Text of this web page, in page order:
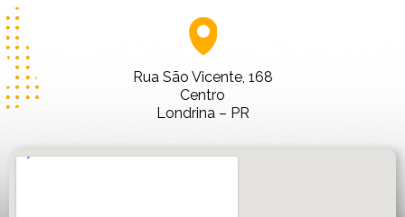
Rua São Vicente, 168
Centro
Londrina – PR